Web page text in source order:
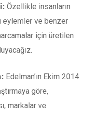
Özellikle insanların
eylemler ve benzer
için üretilen
Edelman’ın Ekim 2014
göre,
markalar ve